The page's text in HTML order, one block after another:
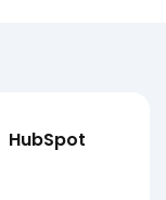
HubSpot